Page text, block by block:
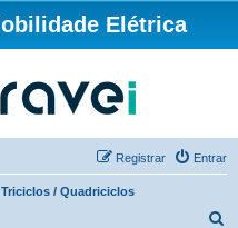
Elétrica
Entrar
Registrar
Triciclos / Quadriciclos